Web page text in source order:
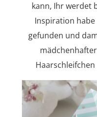
kann, Ihr werdet
Inspiration
gefunden und